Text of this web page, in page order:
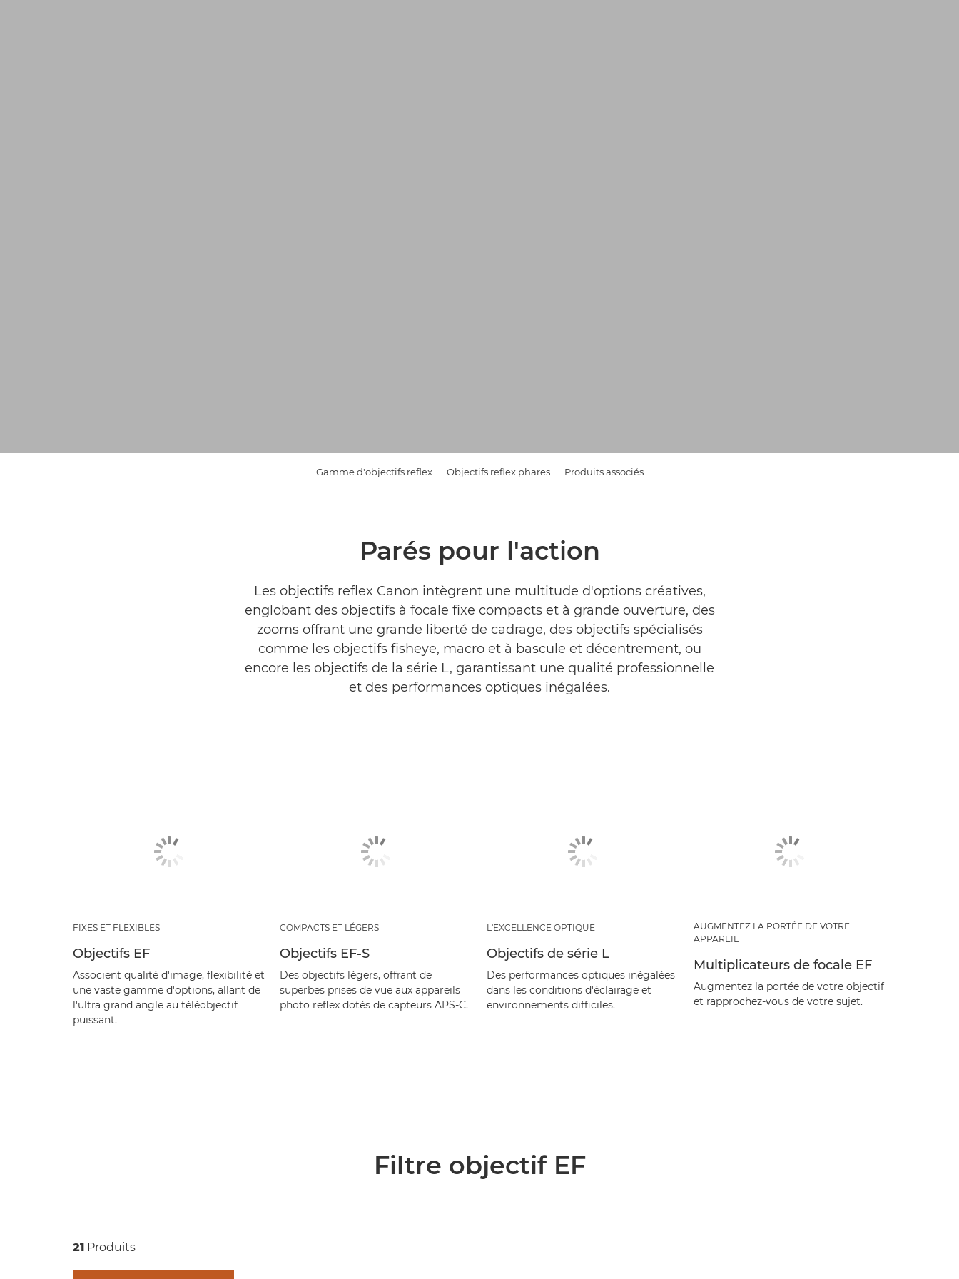
Gamme d'objectifs reflex Objectifs reflex phares Produits associés
Parés pour l'action
Les objectifs reflex Canon intègrent une multitude d'options créatives,
englobant des objectifs à focale fixe compacts et à grande ouverture, des
zooms offrant une grande liberté de cadrage, des objectifs spécialisés
comme les objectifs fisheye, macro et à bascule et décentrement, ou
encore les objectifs de la série L, garantissant une qualité professionnelle
et des performances optiques inégalées.
FIXES ET FLEXIBLES
Objectifs EF
Associent qualité d'image, flexibilité et
une vaste gamme d'options, allant de
l'ultra grand angle au téléobjectif
puissant.
COMPACTS ET LÉGERS
Objectifs EF-S
Des objectifs légers, offrant de
superbes prises de vue aux appareils
photo reflex dotés de capteurs APS-C.
L'EXCELLENCE OPTIQUE
Objectifs de série L
Des performances optiques inégalées
dans les conditions d'éclairage et
environnements difficiles.
AUGMENTEZ LA PORTÉE DE VOTRE
APPAREIL
Multiplicateurs de focale EF
Augmentez la portée de votre objectif
et rapprochez-vous de votre sujet.
Filtre objectif EF
21 Produits